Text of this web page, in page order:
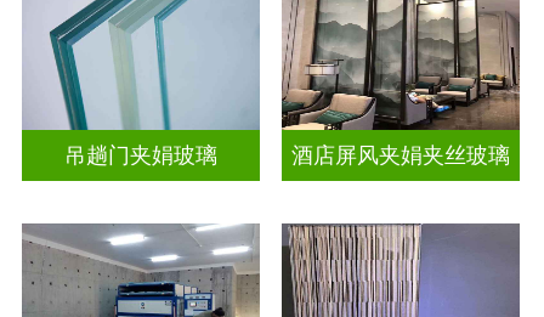
吊趟门夹娟玻璃 酒店屏风夹娟夹丝玻璃